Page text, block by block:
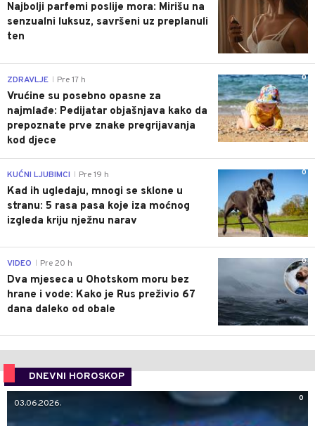
Najbolji parfemi poslije mora: Mirišu na
senzualni luksuz, savršeni uz preplanuli
ten
0
ZDRAVLJE Pre 17 h
Vrućine su posebno opasne za
najmlađe: Pedijatar objašnjava kako da
prepoznate prve znake pregrijavanja
kod djece
0
KUĆNI LJUBIMCI Pre 19 h
Kad ih ugledaju, mnogi se sklone u
stranu: 5 rasa pasa koje iza moćnog
izgleda kriju nježnu narav
0
VIDEO Pre 20 h
Dva mjeseca u Ohotskom moru bez
hrane i vode: Kako je Rus preživio 67
dana daleko od obale
DNEVNI HOROSKOP
0
03.06.2026.